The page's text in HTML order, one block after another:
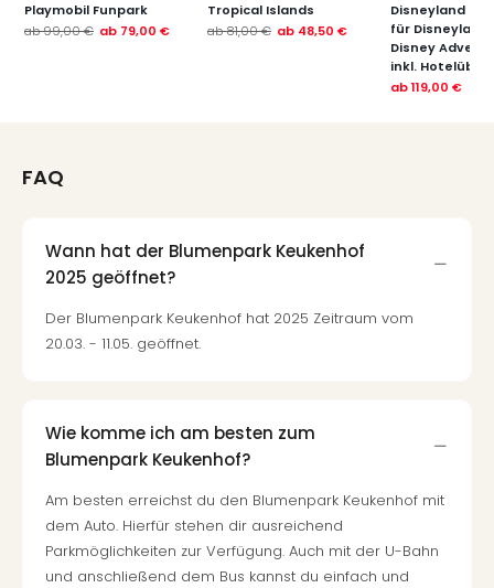
Playmobil Funpark
ab99,00 € ab 79,00 €
Tropical Islands
ab81,00 € ab 48,50 €
Disneyland
für
Disney
inkl.
ab119,00 €
FAQ
Wann hat der Blumenpark Keukenhof
2025 geöffnet?
Der Blumenpark Keukenhof hat 2025 Zeitraum vom
20.03. - 11.05. geöffnet.
Wie komme ich am besten zum
Blumenpark Keukenhof?
Am besten erreichst du den Blumenpark Keukenhof mit
dem Auto. Hierfür stehen dir ausreichend
Parkmöglichkeiten zur Verfügung. Auch mit der U-Bahn
und anschließend dem Bus kannst du einfach und